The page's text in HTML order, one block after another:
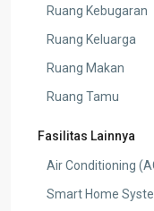
Ruang Kebugaran
Ruang Keluarga
Ruang Makan
Ruang Tamu
Fasilitas Lainnya
Air Conditioning
Smart Home